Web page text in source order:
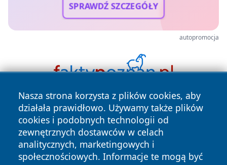
SPRAWDŹ SZCZEGÓŁY
autopromocja
Nasza strona korzysta z plików cookies, aby
działała prawidłowo. Używamy także plików
cookies i podobnych technologii od
zewnętrznych dostawców w celach
analitycznych, marketingowych i
społecznościowych. Informacje te mogą być